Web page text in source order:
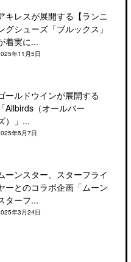
キレスが展開する【ランニ
グシューズ「ブルックス」
着実に...
年11月5日
ールドウインが展開する
「Allbirds（オールバー
）」...
年5月7日
ーンスター、スターフライ
ーとのコラボ企画「ムーン
ターフ...
年3月24日